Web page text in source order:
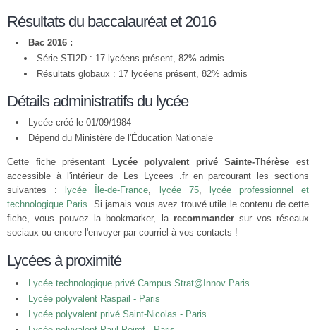
Résultats du baccalauréat et 2016
Bac 2016 :
Série STI2D : 17 lycéens présent, 82% admis
Résultats globaux : 17 lycéens présent, 82% admis
Détails administratifs du lycée
Lycée créé le 01/09/1984
Dépend du Ministère de l'Éducation Nationale
Cette fiche présentant Lycée polyvalent privé Sainte-Thérèse est
accessible à l'intérieur de Les Lycees .fr en parcourant les sections
suivantes :
lycée Île-de-France, lycée 75,
lycée professionnel et
technologique Paris. Si jamais vous avez trouvé utile le contenu de cette
fiche, vous pouvez la bookmarker, la recommandersur vos réseaux
sociaux ou encore l'envoyer par courriel à vos contacts !
Lycées à proximité
Lycée technologique privé Campus Strat@Innov Paris
Lycée polyvalent Raspail - Paris
Lycée polyvalent privé Saint-Nicolas - Paris